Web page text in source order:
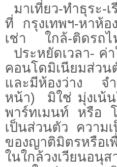
มาเที่ยว-ทำธุระ-
ที่ กรุงเทพฯ-หาห้อ
เช่า ใกล้-ติดร
ประหยัดเวลา- ค่
คอนโดมิเนียมส่ว
และมีห้องว่าง จำ
หน้า) มิใช่ มุ่งเน้น
พาร์ทเมนท์ หรือ โ
เป็นส่วนตัว ความ
ของญาติมิตรหรือ
ในใกล้วงเวียนอ